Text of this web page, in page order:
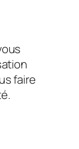
faire